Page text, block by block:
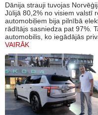
Dānija strauji tuvojas
Jūlijā 80,2% no visiem valstī
automobiļiem bija pilnībā
rādītājs sasniedza pat 97%.
automobilis, ko iegādājās
VAIRĀK